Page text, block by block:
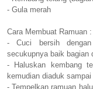
- Gula merah
Cara Membuat Ramuan :
- Cuci bersih
secukupnya baik bagian
- Haluskan kembang
kemudian diaduk sampai
- Tempelkan ramuan